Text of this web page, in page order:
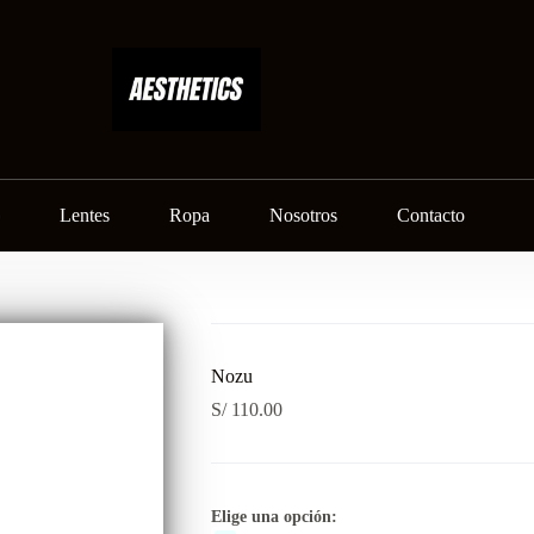
Lentes Ropa Nosotros Contacto
Nozu
S/110.00
Elige una opción: